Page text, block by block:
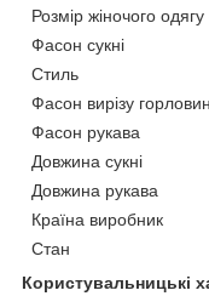
Розмір жіночого
Фасон сукні
Стиль
Фасон вирізу
Фасон рукава
Довжина сукні
Довжина рукава
Країна виробник
Стан
Користувальницькі